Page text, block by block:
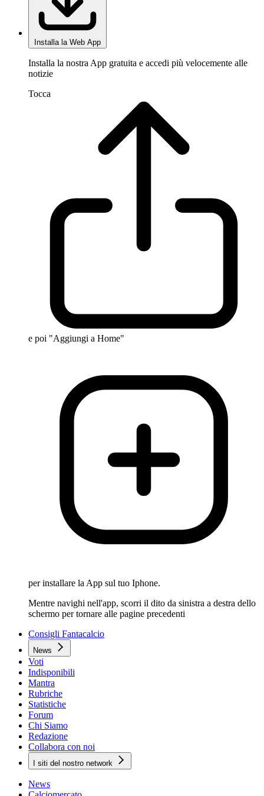
Installa la Web App
Installa la nostra App gratuita e accedi più velocemente alle
notizie
Tocca
e poi "Aggiungi a Home"
per installare la App sul tuo Iphone.
Mentre navighi nell'app, scorri il dito da sinistra a destra dello
schermo per tornare alle pagine precedenti
Consigli Fantacalcio
News
Voti
Indisponibili
Mantra
Rubriche
Statistiche
Forum
Chi Siamo
Redazione
Collabora con noi
I siti del nostro network
News